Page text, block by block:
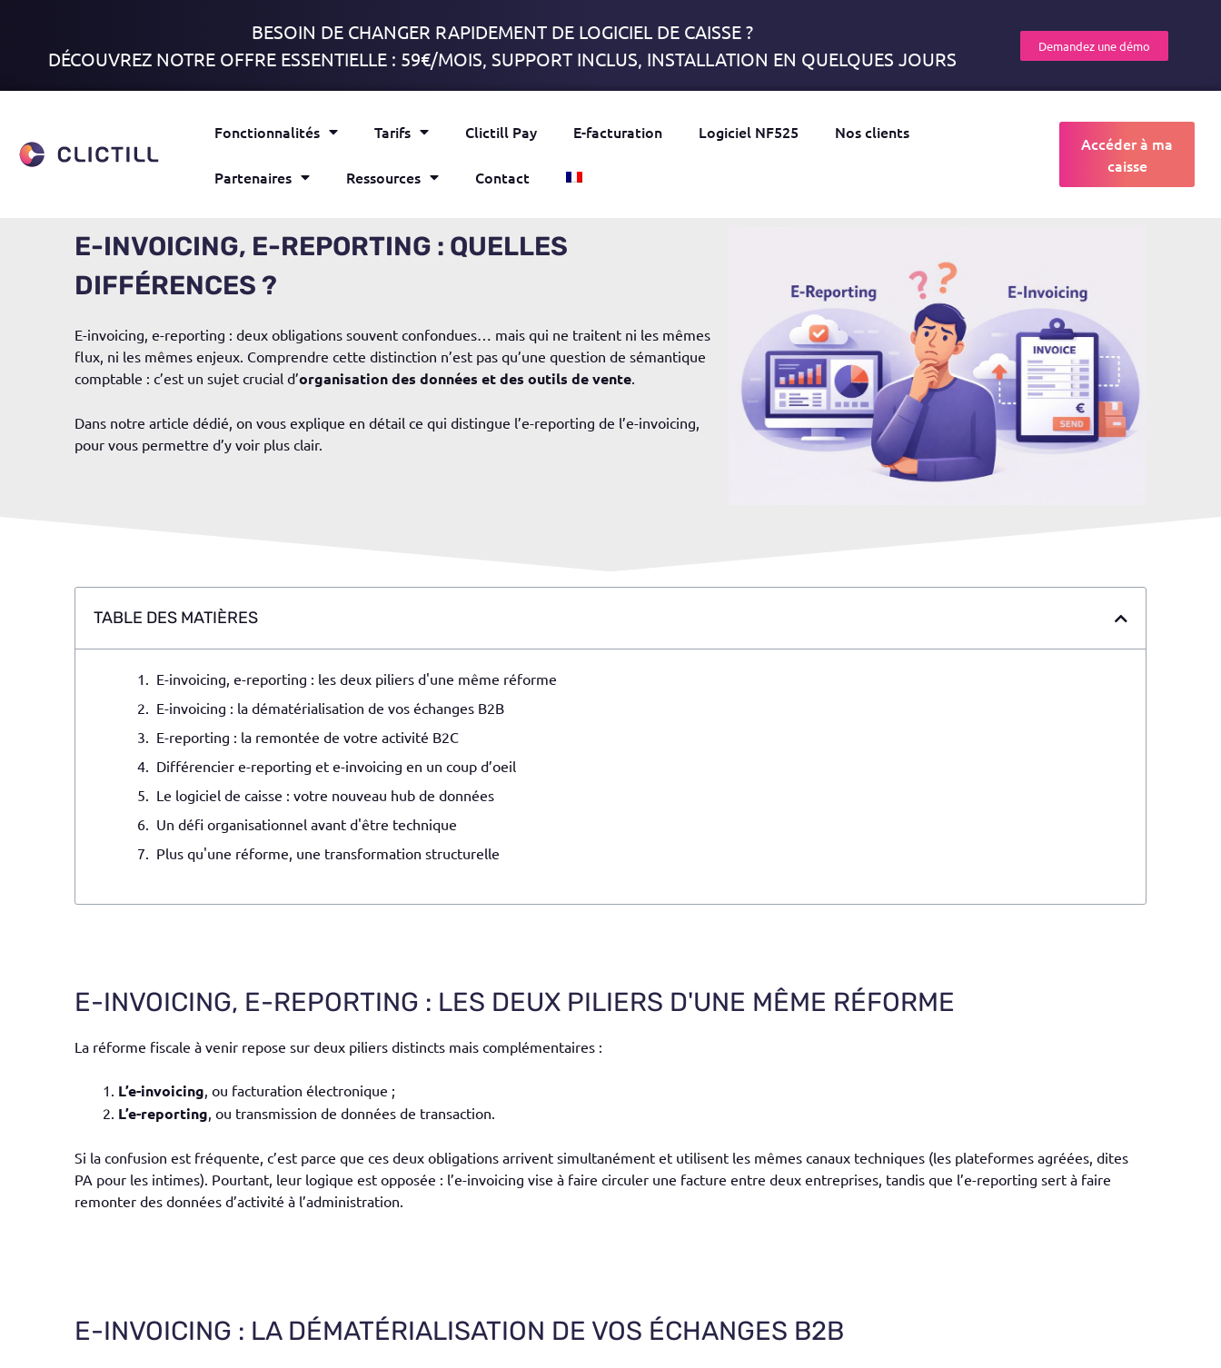
BESOIN DE CHANGER RAPIDEMENT DE LOGICIEL DE CAISSE ?
DÉCOUVREZ NOTRE OFFRE ESSENTIELLE : 59€/MOIS, SUPPORT INCLUS, INSTALLATION EN QUELQUES JOURS
Demandez une démo
Fonctionnalités Tarifs Clictill Pay E-facturation Logiciel NF525 Nos clients
Partenaires Ressources Contact
Accéder à ma
caisse
E-INVOICING, E-REPORTING : QUELLES
DIFFÉRENCES ?
E-invoicing, e-reporting : deux obligations souvent confondues… mais qui ne traitent ni les mêmes
flux, ni les mêmes enjeux. Comprendre cette distinction n’est pas qu’une question de sémantique
comptable : c’est un sujet crucial d’organisation des données et des outils de vente.
Dans notre article dédié, on vous explique en détail ce qui distingue l’e-reporting de l’e-invoicing,
pour vous permettre d’y voir plus clair.
TABLE DES MATIÈRES
E-invoicing, e-reporting : les deux piliers d'une même réforme
E-invoicing : la dématérialisation de vos échanges B2B
E-reporting : la remontée de votre activité B2C
Différencier e-reporting et e-invoicing en un coup d’oeil
Le logiciel de caisse : votre nouveau hub de données
Un défi organisationnel avant d'être technique
Plus qu'une réforme, une transformation structurelle
E-INVOICING, E-REPORTING : LES DEUX PILIERS D'UNE MÊME RÉFORME
La réforme fiscale à venir repose sur deux piliers distincts mais complémentaires :
L’e-invoicing, ou facturation électronique ;
L’e-reporting, ou transmission de données de transaction.
Si la confusion est fréquente, c’est parce que ces deux obligations arrivent simultanément et utilisent les mêmes canaux techniques (les plateformes agréées, dites
PA pour les intimes). Pourtant, leur logique est opposée : l’e-invoicing vise à faire circuler une facture entre deux entreprises, tandis que l’e-reporting sert à faire
remonter des données d’activité à l’administration.
E-INVOICING : LA DÉMATÉRIALISATION DE VOS ÉCHANGES B2B